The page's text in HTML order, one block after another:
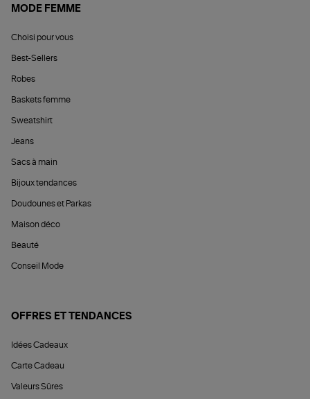
MODE FEMME
Choisi pour vous
Best-Sellers
Robes
Baskets femme
Sweatshirt
Jeans
Sacs à main
Bijoux tendances
Doudounes et Parkas
Maison déco
Beauté
Conseil Mode
OFFRES ET TENDANCES
Idées Cadeaux
Carte Cadeau
Valeurs Sûres